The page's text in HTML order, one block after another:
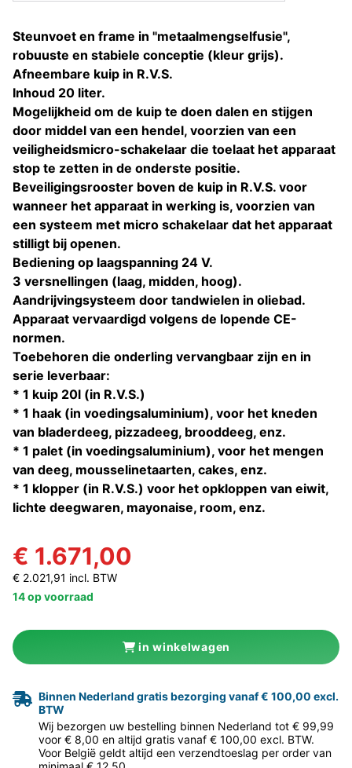
Steunvoet en frame in "metaalmengselfusie",
robuuste en stabiele conceptie (kleur grijs).
Afneembare kuip in R.V.S.
Inhoud 20 liter.
Mogelijkheid om de kuip te doen dalen en stijgen
door middel van een hendel, voorzien van een
veiligheidsmicro-schakelaar die toelaat het apparaat
stop te zetten in de onderste positie.
Beveiligingsrooster boven de kuip in R.V.S. voor
wanneer het apparaat in werking is, voorzien van
een systeem met micro schakelaar dat het apparaat
stilligt bij openen.
Bediening op laagspanning 24 V.
3 versnellingen (laag, midden, hoog).
Aandrijvingsysteem door tandwielen in oliebad.
Apparaat vervaardigd volgens de lopende CE-
normen.
Toebehoren die onderling vervangbaar zijn en in
serie leverbaar:
* 1 kuip 20l (in R.V.S.)
* 1 haak (in voedingsaluminium), voor het kneden
van bladerdeeg, pizzadeeg, brooddeeg, enz.
* 1 palet (in voedingsaluminium), voor het mengen
van deeg, mousselinetaarten, cakes, enz.
* 1 klopper (in R.V.S.) voor het opkloppen van eiwit,
lichte deegwaren, mayonaise, room, enz.
€ 1.671,00
€ 2.021,91 incl. BTW
14 op voorraad
in winkelwagen
Binnen Nederland gratis bezorging vanaf € 100,00 excl.
BTW
Wij bezorgen uw bestelling binnen Nederland tot € 99,99
voor € 8,00 en altijd gratis vanaf € 100,00 excl. BTW.
Voor België geldt altijd een verzendtoeslag per order van